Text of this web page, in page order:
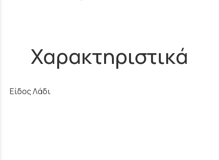
Χαρακτηριστικά
Είδος Λάδι